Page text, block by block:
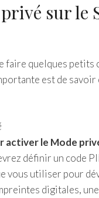
sur le
faire quelques
est de
activer le Mode
définir un code
vous utiliser pour
digitales,